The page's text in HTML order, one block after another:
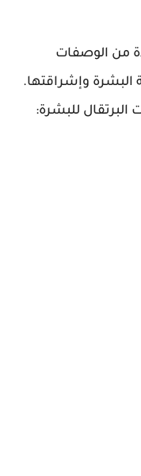
من الوصفات
البشرة وإشراقتها.
للبشرة: